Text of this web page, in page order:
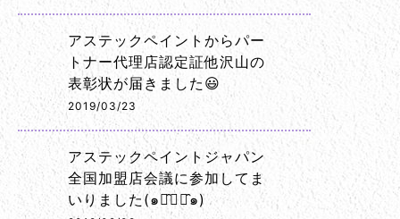
アステックペイントからパー
トナー代理店認定証他沢山の
表彰状が届きました😃
2019/03/23
アステックペイントジャパン
全国加盟店会議に参加してま
いりました(๑･̑◡･̑๑)